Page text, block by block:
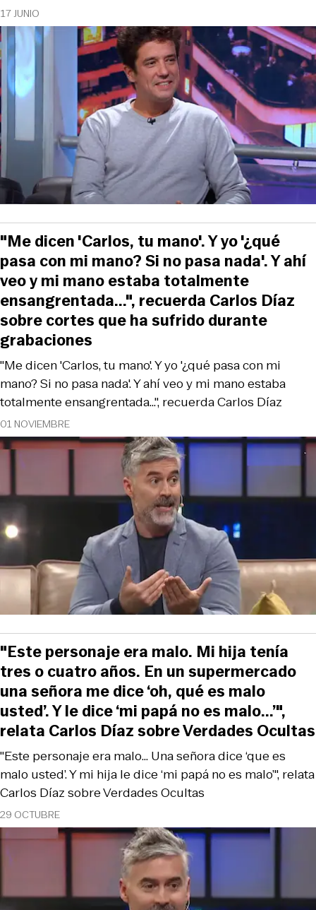
17 JUNIO
01 NOVIEMBRE
"Me dicen 'Carlos, tu mano'. Y yo '¿qué pasa con mi
mano? Si no pasa nada'. Y ahí veo y mi mano estaba
totalmente ensangrentada...", recuerda Carlos Díaz
"Me dicen 'Carlos, tu mano'. Y yo '¿qué
pasa con mi mano? Si no pasa nada'. Y ahí
veo y mi mano estaba totalmente
ensangrentada...", recuerda Carlos Díaz
sobre cortes que ha sufrido durante
grabaciones
29 OCTUBRE
"Este personaje era malo... Una señora dice ‘que es
malo usted’. Y mi hija le dice ‘mi papá no es malo’", relata
Carlos Díaz sobre Verdades Ocultas
"Este personaje era malo. Mi hija tenía
tres o cuatro años. En un supermercado
una señora me dice ‘oh, qué es malo
usted’. Y le dice ‘mi papá no es malo...’",
relata Carlos Díaz sobre Verdades Ocultas